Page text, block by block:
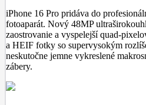
iPhone 16 Pro pridáva do
fotoaparát. Nový 48MP
zaostrovanie a vyspelejší quad-
a HEIF fotky so supervysokým
neskutočne jemne vykreslené
zábery.